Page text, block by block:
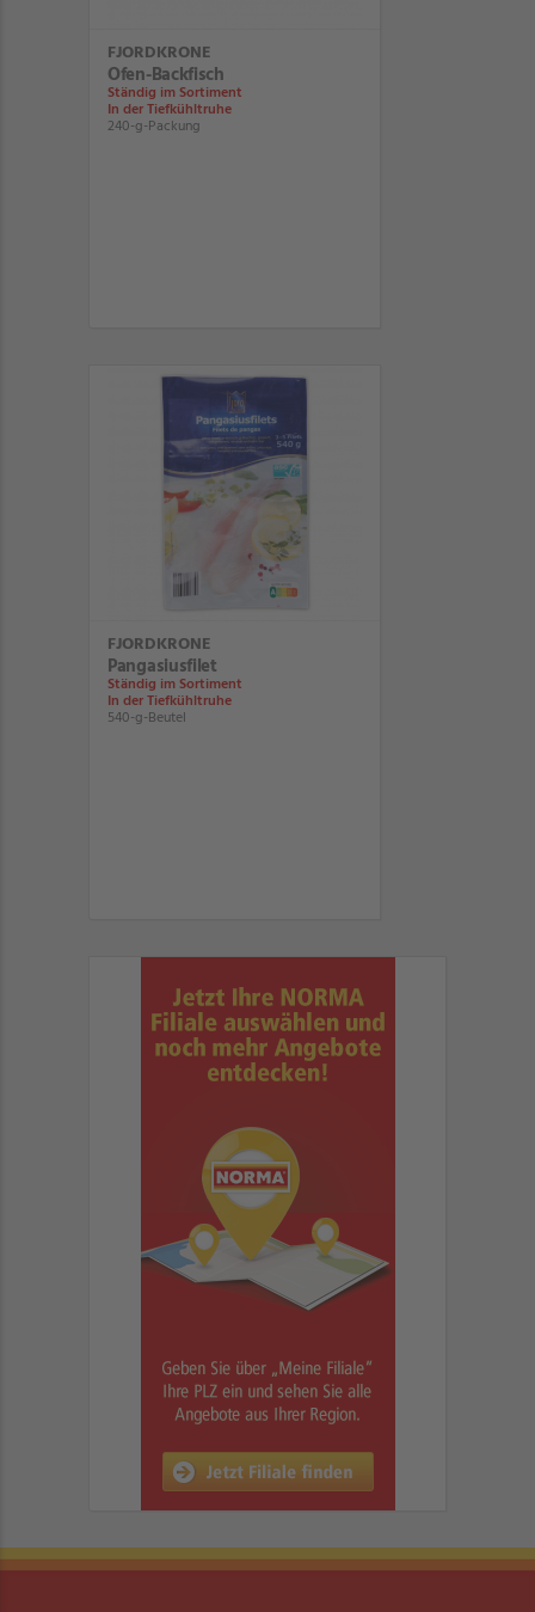
FJORDKRONE
Ofen-Backfisch
Ständig im Sortiment
In der Tiefkühltruhe
240-g-Packung
FJORDKRONE
Pangasiusfilet
Ständig im Sortiment
In der Tiefkühltruhe
540-g-Beutel